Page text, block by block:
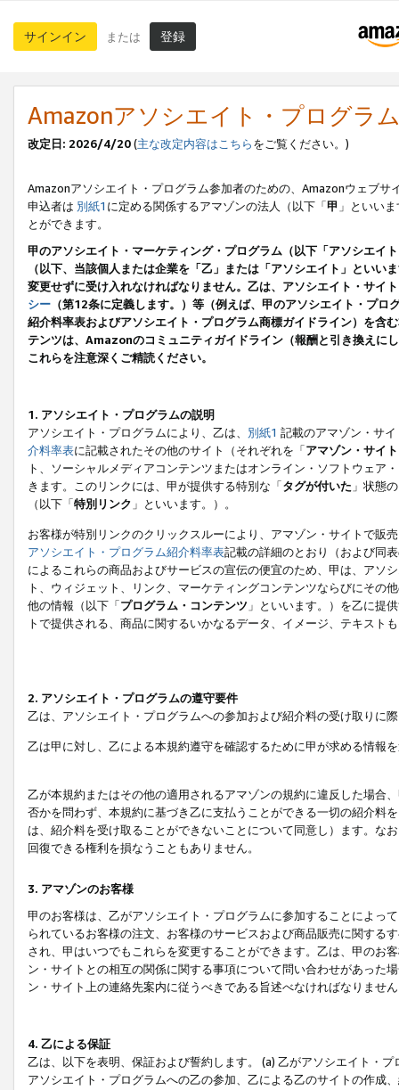
サインイン または 登録
Amazonアソシエイト・プログラ
改定日: 2026/4/20(主な改定内容はこちらをご覧ください。)
Amazonアソシエイト・プログラム参加者のための、Amazonウェブサ
申込者は 別紙1 に定める関係するアマゾンの法人（以下「甲 」といい
とができます。
甲のアソシエイト・マーケティング・プログラム（以下「アソシエイ
（以下、当該個人または企業を「乙」または「アソシエイト」とい
変更せずに受け入れなければなりません。乙は、アソシエイト・サイ
シー （第12条に定義します。）等（例えば、甲のアソシエイト・プ
紹介料率表およびアソシエイト・プログラム商標ガイドライン）を
テンツは、Amazonのコミュニティガイドライン（報酬と引き換えに
これらを注意深くご精読ください。
1. アソシエイト・プログラムの説明
アソシエイト・プログラムにより、乙は、 別紙1 記載のアマゾン・サ
介料率表に記載されたその他のサイト（それぞれを「アマゾン・サイト
ト、ソーシャルメディアコンテンツまたはオンライン・ソフトウェア
きます。このリンクには、甲が提供する特別な「タグが付いた 」状態
（以下「特別リンク 」といいます。）。
お客様が特別リンクのクリックスルーにより、アマゾン・サイトで販
アソシエイト・プログラム紹介料率表記載の詳細のとおり（および同
によるこれらの商品およびサービスの宣伝の便宜のため、甲は、アソ
ト、ウィジェット、リンク、マーケティングコンテンツならびにその
他の情報（以下「プログラム・コンテンツ 」といいます。）を乙に提
トで提供される、商品に関するいかなるデータ、イメージ、テキス
2. アソシエイト・プログラムの遵守要件
乙は、アソシエイト・プログラムへの参加および紹介料の受け取りに
乙は甲に対し、乙による本規約遵守を確認するために甲が求める情報
乙が本規約またはその他の適用されるアマゾンの規約に違反した場合
否かを問わず、本規約に基づき乙に支払うことができる一切の紹介料
は、紹介料を受け取ることができないことについて同意し）ます。な
回復できる権利を損なうこともありません。
3. アマゾンのお客様
甲のお客様は、乙がアソシエイト・プログラムに参加することによっ
られているお客様の注文、お客様のサービスおよび商品販売に関する
され、甲はいつでもこれらを変更することができます。乙は、甲のお
ン・サイトとの相互の関係に関する事項について問い合わせがあった
ン・サイト上の連絡先案内に従うべきである旨述べなければなりませ
4. 乙による保証
乙は、以下を表明、保証および誓約します。 (a) 乙がアソシエイト・
アソシエイト・プログラムへの乙の参加、乙による乙のサイトの作成